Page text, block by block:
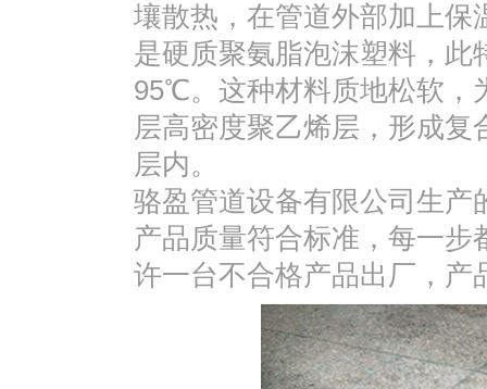
壤散热，在管道外部加上保
是硬质聚氨脂泡沫塑料，此
95℃。这种材料质地松软，
层高密度聚乙烯层，形成
层内。
骆盈管道设备有限公司生产
产品质量符合标准，每一
许一台不合格产品出厂，产